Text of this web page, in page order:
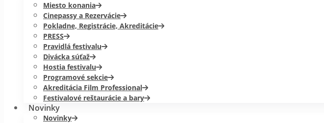
Miesto konania
Cinepassy a Rezervácie
Pokladne, Registrácie, Akreditácie
PRESS
Pravidlá festivalu
Divácka súťaž
Hostia festivalu
Programové sekcie
Akreditácia Film Professional
Festivalové reštaurácie a bary
Novinky
Novinky